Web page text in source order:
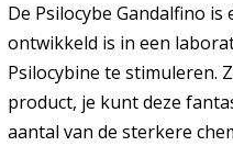
De Psilocybe Gandalfino
ontwikkeld is in een
Psilocybine te stimuleren.
product, je kunt deze
aantal van de sterkere